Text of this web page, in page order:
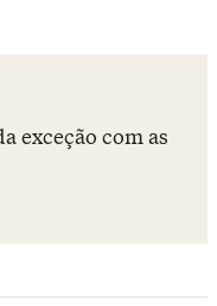
exceção com as